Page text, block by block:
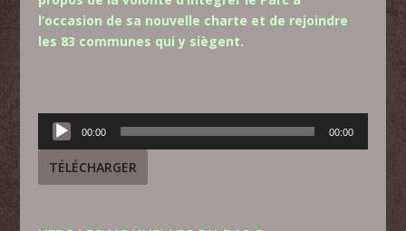
l’occasion de sa nouvelle charte et de rejoindre
les 83 communes qui y siègent.
Lecteur
audio
00:00 00:00
TÉLÉCHARGER